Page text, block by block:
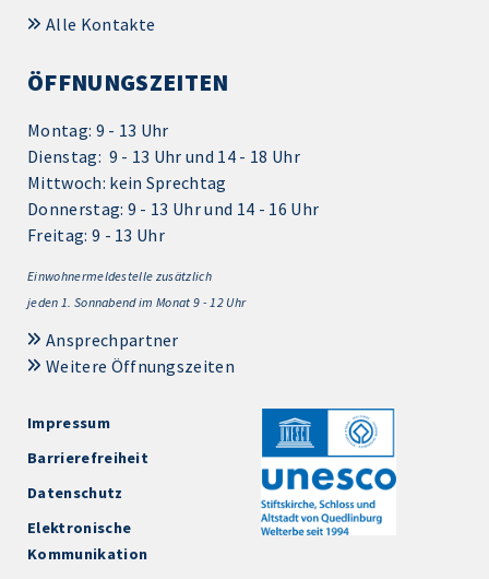
Alle Kontakte
ÖFFNUNGSZEITEN
Montag: 9 - 13 Uhr
Dienstag: 9 - 13 Uhr und 14 - 18 Uhr
Mittwoch: kein Sprechtag
Donnerstag: 9 - 13 Uhr und 14 - 16 Uhr
Freitag: 9 - 13 Uhr
Einwohnermeldestelle zusätzlich
jeden 1. Sonnabend im Monat 9 - 12 Uhr
Ansprechpartner
Weitere Öffnungszeiten
Impressum
Barrierefreiheit
Datenschutz
Elektronische
Kommunikation